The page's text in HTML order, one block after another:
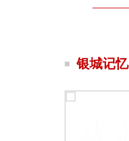
银城记忆